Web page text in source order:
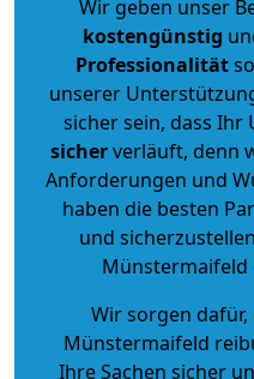
Wir geben unser
kostengünstig
Professionalität
unserer
sicher sein, dass Ihr
sicherverläuft, denn
Anforderungen und
haben die besten
und
Münstermaifeld
Wir sorgen
Münstermaifeld
Ihre Sachen sicher